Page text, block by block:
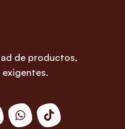
de productos,